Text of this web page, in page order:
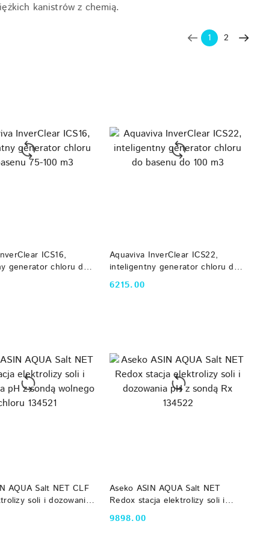
kanistrów z chemią.
1 2
ICS16,
generator chloru do
m3
DO KOSZYKA
Aquaviva InverClear ICS22,
inteligentny generator chloru do
basenu do 100 m3
Cena:
6215.00
DO KOSZYKA
AQUA Salt NET CLF
soli i dozowania
wolnego chloru
DO KOSZYKA
Aseko ASIN AQUA Salt NET
Redox stacja elektrolizy soli i
dozowania pH z sondą Rx 134522
Cena:
9898.00
DO KOSZYKA